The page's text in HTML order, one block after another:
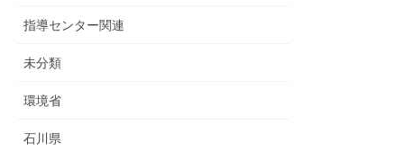
指導センター関連
未分類
環境省
石川県